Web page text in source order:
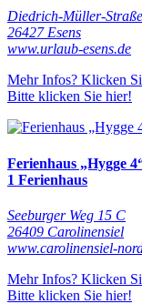
Diedrich-Müller-
26427 Esens
www.urlaub-esens.de
Mehr Infos? Klicken
Bitte klicken Sie hier!
Ferienhaus „Hygge
1 Ferienhaus
Seeburger Weg 15 C
26409 Carolinensiel
www.carolinensiel-
Mehr Infos? Klicken
Bitte klicken Sie hier!